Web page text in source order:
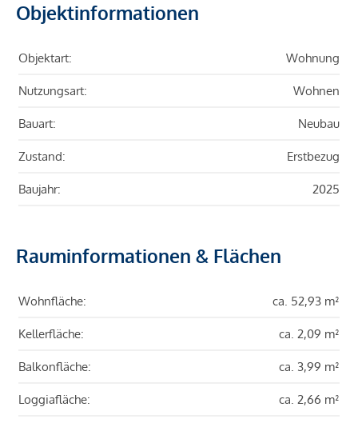
Objektinformationen
Objektart: Wohnung
Nutzungsart: Wohnen
Bauart: Neubau
Zustand: Erstbezug
Baujahr: 2025
Rauminformationen & Flächen
Wohnfläche: ca. 52,93 m²
Kellerfläche: ca. 2,09 m²
Balkonfläche: ca. 3,99 m²
Loggiafläche: ca. 2,66 m²